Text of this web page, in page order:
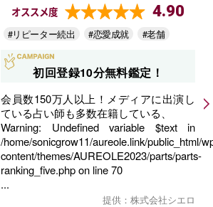
オススメ度 4.90
#リピーター続出 #恋愛成就 #老舗
初回登録10分無料鑑定！
会員数150万人以上！メディアに出演し
ている占い師も多数在籍している、
Warning: Undefined variable $text in
/home/sonicgrow11/aureole.link/public_html/
content/themes/AUREOLE2023/parts/parts-
ranking_five.phpon line70
...
提供：株式会社シエロ